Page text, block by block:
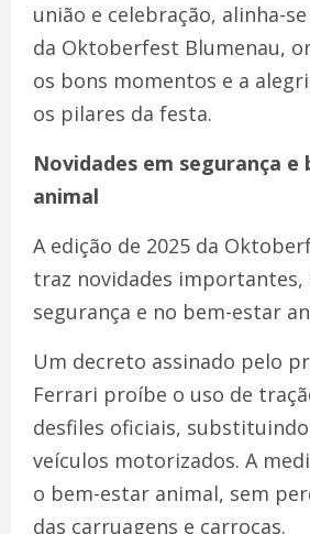
união e celebração, alinha-
da Oktoberfest Blumenau,
os bons momentos e a
os pilares da festa.
Novidades em segurança e
animal
A edição de 2025 da
traz novidades importantes,
segurança e no bem-estar
Um decreto assinado pelo
Ferrari proíbe o uso de
desfiles oficiais,
veículos motorizados. A
o bem-estar animal, sem
das carruagens e carroças.